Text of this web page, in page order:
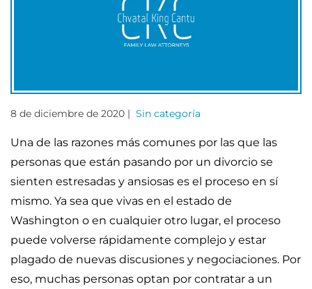
8 de diciembre de 2020 | Sin categoría
Una de las razones más comunes por las que las
personas que están pasando por un divorcio se
sienten estresadas y ansiosas es el proceso en sí
mismo. Ya sea que vivas en el estado de
Washington o en cualquier otro lugar, el proceso
puede volverse rápidamente complejo y estar
plagado de nuevas discusiones y negociaciones. Por
eso, muchas personas optan por contratar a un